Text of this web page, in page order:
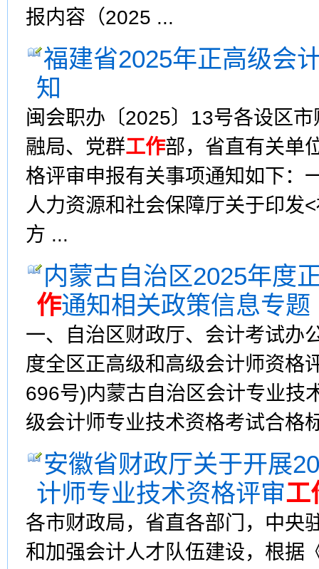
报内容（2025 ...
福建省2025年正高级会
知
闽会职办〔2025〕13号各设区
融局、党群工作部，省直有关单
格评审申报有关事项通知如下：
人力资源和社会保障厅关于印发
方 ...
内蒙古自治区2025年度
作通知相关政策信息专题
一、自治区财政厅、会计考试办
度全区正高级和高级会计师资格
696号)内蒙古自治区会计专业技
级会计师专业技术资格考试合格
安徽省财政厅关于开展
计师专业技术资格评审工
各市财政局，省直各部门，中央
和加强会计人才队伍建设，根据